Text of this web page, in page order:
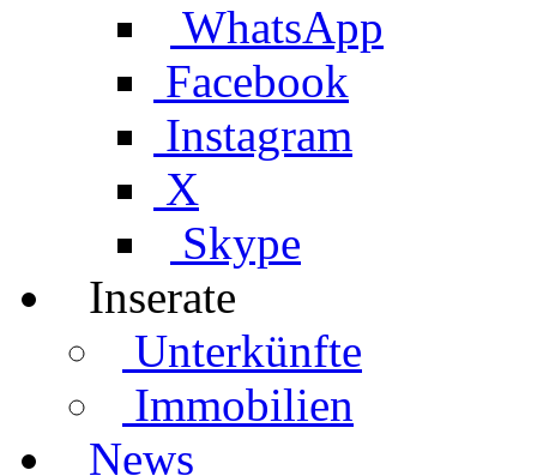
WhatsApp
Facebook
Instagram
X
Skype
Inserate
Unterkünfte
Immobilien
News